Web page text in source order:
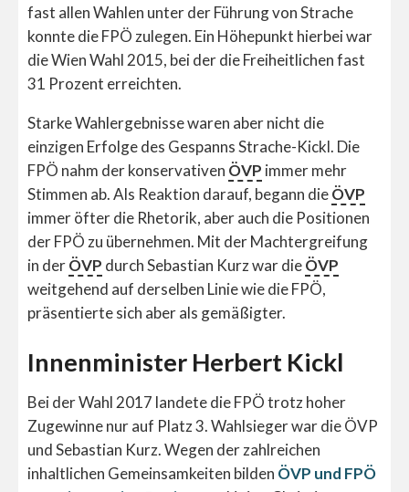
fast allen Wahlen unter der Führung von Strache
konnte die FPÖ zulegen. Ein Höhepunkt hierbei war
die Wien Wahl 2015, bei der die Freiheitlichen fast
31 Prozent erreichten.
Starke Wahlergebnisse waren aber nicht die
einzigen Erfolge des Gespanns Strache-Kickl. Die
FPÖ nahm der konservativen ÖVP immer mehr
Stimmen ab. Als Reaktion darauf, begann dieÖVP
immer öfter die Rhetorik, aber auch die Positionen
der FPÖ zu übernehmen. Mit der Machtergreifung
in derÖVP durch Sebastian Kurz war dieÖVP
weitgehend auf derselben Linie wie die FPÖ,
präsentierte sich aber als gemäßigter.
Innenminister Herbert Kickl
Bei der Wahl 2017 landete die FPÖ trotz hoher
Zugewinne nur auf Platz 3. Wahlsieger war die ÖVP
und Sebastian Kurz. Wegen der zahlreichen
inhaltlichen Gemeinsamkeiten bilden ÖVP und FPÖ